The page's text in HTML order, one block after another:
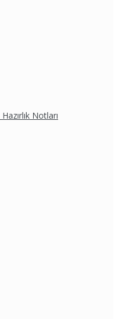
Notları